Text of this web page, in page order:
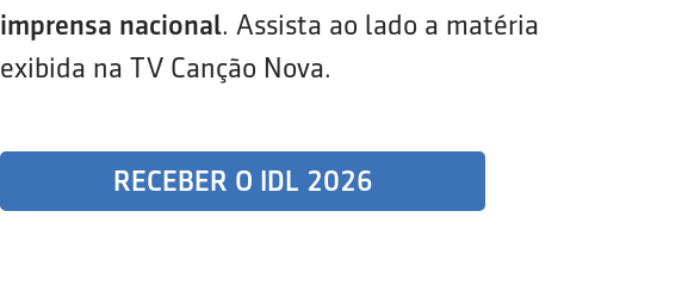
imprensa nacional. Assista ao lado a matéria
exibida na TV Canção Nova.
RECEBER O IDL 2026